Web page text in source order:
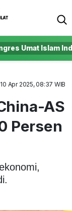
Umat Islam
Apr 2025, 08:37 WIB
AS
Persen